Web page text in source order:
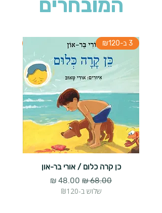
המובחרים
3 ב-₪120
כן קרה כלום / אורי בר-און
מחיר רגיל מחיר מבצע
שלוש ב-₪120